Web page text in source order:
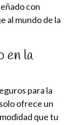
con
al mundo de la
en la
para la
ofrece un
que tu